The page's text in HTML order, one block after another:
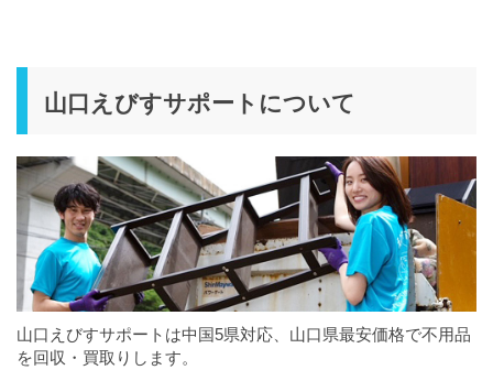
山口えびすサポートについて
山口えびすサポートは中国5県対応、山口県最安価格で不用品
を回収・買取りします。